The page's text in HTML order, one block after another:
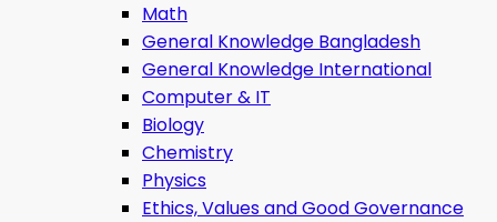
Math
General Knowledge Bangladesh
General Knowledge International
Computer & IT
Biology
Chemistry
Physics
Ethics, Values ​​and Good Governance